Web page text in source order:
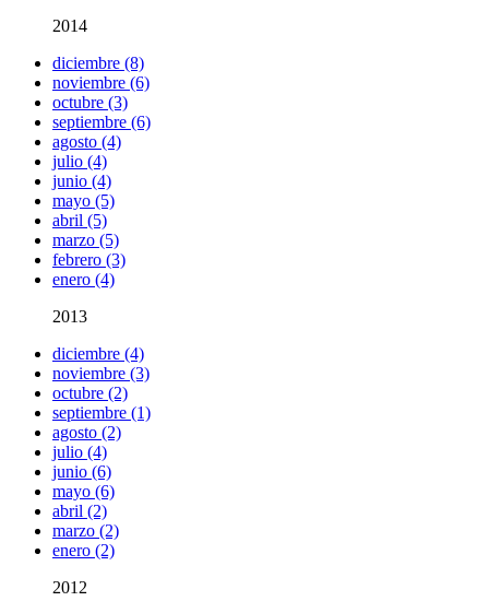
2014
diciembre (8)
noviembre (6)
octubre (3)
septiembre (6)
agosto (4)
julio (4)
junio (4)
mayo (5)
abril (5)
marzo (5)
febrero (3)
enero (4)
2013
diciembre (4)
noviembre (3)
octubre (2)
septiembre (1)
agosto (2)
julio (4)
junio (6)
mayo (6)
abril (2)
marzo (2)
enero (2)
2012